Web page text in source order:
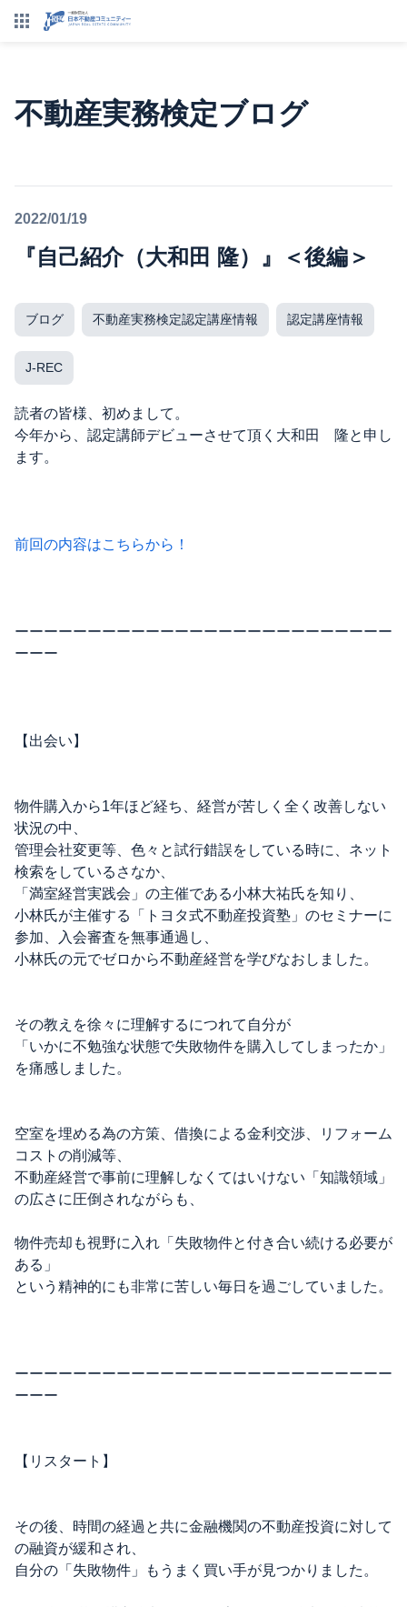
不動産実務検定ブログ
2022/01/19
『自己紹介（大和田 隆）』＜後編＞
ブログ 不動産実務検定認定講座情報 認定講座情報
J-REC
読者の皆様、初めまして。
今年から、認定講師デビューさせて頂く大和田 隆と申し
ます。
前回の内容はこちらから！
ーーーーーーーーーーーーーーーーーーーーーーーーーー
ーーー
【出会い】
物件購入から1年ほど経ち、経営が苦しく全く改善しない
状況の中、
管理会社変更等、色々と試行錯誤をしている時に、ネット
検索をしているさなか、
「満室経営実践会」の主催である小林大祐氏を知り、
小林氏が主催する「トヨタ式不動産投資塾」のセミナーに
参加、入会審査を無事通過し、
小林氏の元でゼロから不動産経営を学びなおしました。
その教えを徐々に理解するにつれて自分が
「いかに不勉強な状態で失敗物件を購入してしまったか」
を痛感しました。
空室を埋める為の方策、借換による金利交渉、リフォーム
コストの削減等、
不動産経営で事前に理解しなくてはいけない「知識領域」
の広さに圧倒されながらも、
物件売却も視野に入れ「失敗物件と付き合い続ける必要が
ある」
という精神的にも非常に苦しい毎日を過ごしていました。
ーーーーーーーーーーーーーーーーーーーーーーーーーー
ーーー
【リスタート】
その後、時間の経過と共に金融機関の不動産投資に対して
の融資が緩和され、
自分の「失敗物件」もうまく買い手が見つかりました。